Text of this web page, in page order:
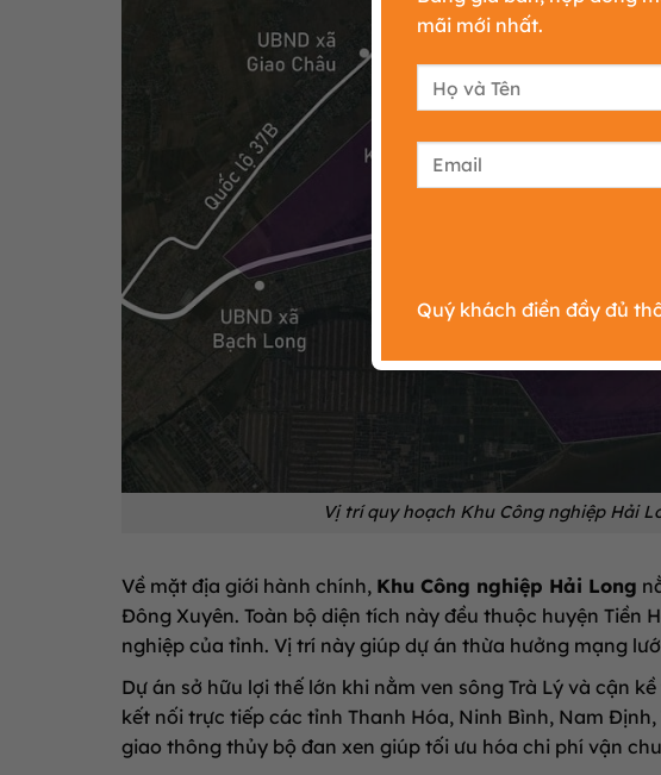
mãi mới nhất.
Quý khách điền đầy đủ
Vị trí quy hoạch Khu Công nghiệp Hải
Về mặt địa giới hành chính, Khu Công nghiệp Hải Long
Đông Xuyên. Toàn bộ diện tích này đều thuộc huyện Tiền
nghiệp của tỉnh. Vị trí này giúp dự án thừa hưởng mạng
Dự án sở hữu lợi thế lớn khi nằm ven sông Trà Lý và cận
kết nối trực tiếp các tỉnh Thanh Hóa, Ninh Bình, Nam
giao thông thủy bộ đan xen giúp tối ưu hóa chi phí vận